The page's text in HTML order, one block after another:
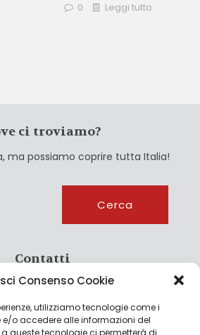
Consenso Cookie
utilizziamo tecnologie come i
e/o accedere alle informazioni del
queste tecnologie ci permetterà di
0 Leggi tutto
ci troviamo?
ma possiamo coprire tutta Italia!
Cerca
Contatti